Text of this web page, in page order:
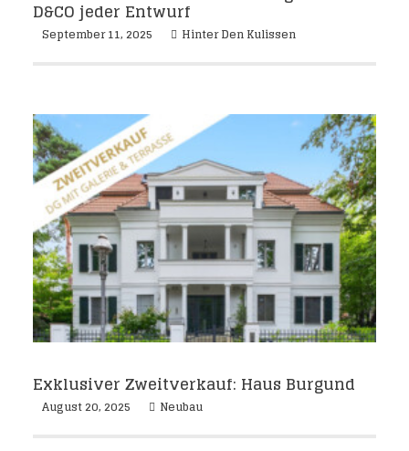
D&CO jeder Entwurf
September 11, 2025 Hinter Den Kulissen
Exklusiver Zweitverkauf: Haus Burgund
August 20, 2025 Neubau